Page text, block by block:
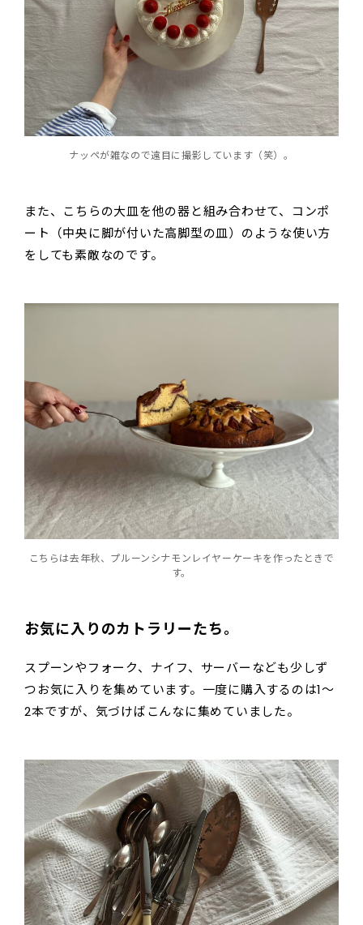
ナッペが雑なので遠目に撮影しています（笑）。
また、こちらの大皿を他の器と組み合わせて、コンポ
ート（中央に脚が付いた高脚型の皿）のような使い方
をしても素敵なのです。
こちらは去年秋、プルーンシナモンレイヤーケーキを作ったときで
す。
お気に入りのカトラリーたち。
スプーンやフォーク、ナイフ、サーバーなども少しず
つお気に入りを集めています。一度に購入するのは1〜
2本ですが、気づけばこんなに集めていました。